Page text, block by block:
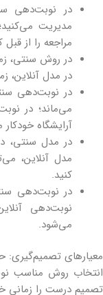
در نوبت‌دهی
مدیریت
مراجعه را از قبل
در روش سنتی،
در مدل آنلاین،
در نوبت‌دهی
می‌ماند؛ در
آرایشگاه
در مدل سنتی،
مدل آنلاین،
کنید.
در نوبت‌دهی
نوبت‌دهی
می‌شود.
معیارهای تصمیم‌گیری:
تصمیم درست را زمانی